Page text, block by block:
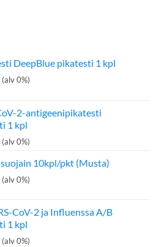
DeepBlue pikatesti 1 kpl
(alv 0%)
2-antigeenipikatesti
1 kpl
(alv 0%)
10kpl/pkt (Musta)
(alv 0%)
CoV-2 ja Influenssa A/B
1 kpl
(alv 0%)